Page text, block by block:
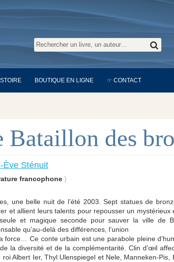
BOUTIQUE EN LIGNE ☞ CONTACT
Bataillon des
Ève Sténuit
francophone
une belle nuit de l’été 2003. Sept statues de
et allient leurs talents pour repousser un
seule et magique seconde pour sauver la ville de
qu’au-delà des différences, l’union
force… Ce conte urbain est une parabole pleine
la diversité et de la complémentarité. Clin d’œil
roi Albert Ier, Thyl Ulenspiegel et Nele, Manneken-Pis,